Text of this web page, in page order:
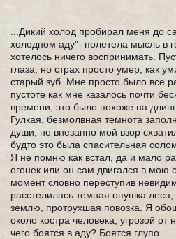
...Дикий холод пробирал меня до
холодном аду"- полетела мысль в
хотелось ничего воспринимать.
глаза, но страх просто умер, как
старый зуб. Мне просто было все
пустоте как мне казалось почти
времени, это было похоже на
Гулкая, безмолвная темнота
души, но внезапно мой взор
будто это была спасительная
Я не помню как встал, да и мало
огонек или он сам двигался в мою
момент словно переступив
расстелилась темная опушка
землю, протрухшая повозка. Я
около костра человека, угрозой от
чего боятся в аду? Боятся глупо.